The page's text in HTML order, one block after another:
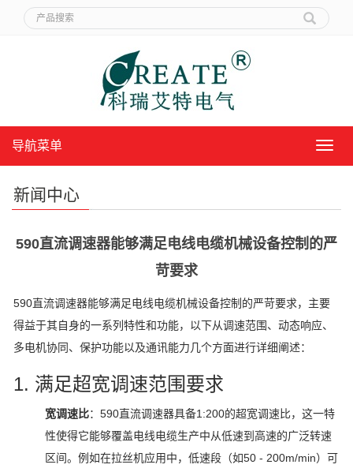
导
导航菜单
新闻中心
590直流调速器能够满足电线电缆机械设备控制的严
苛要求
590直流调速器能够满足电线电缆机械设备控制的严苛要求，主要
得益于其自身的一系列特性和功能，以下从调速范围、动态响应、
多电机协同、保护功能以及通讯能力几个方面进行详细阐述：
1. 满足超宽调速范围要求
宽调速比：590直流调速器具备1:200的超宽调速比，这一特
性使得它能够覆盖电线电缆生产中从低速到高速的广泛转速
区间。例如在拉丝机应用中，低速段（如50 - 200m/min）可